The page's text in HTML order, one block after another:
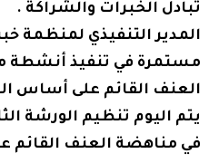
تبادل الخبرات والشراكة .
المدير التنفيذي لمنظمة
مستمرة في تنفيذ أنشطة
العنف القائم على أساس
يتم اليوم تنظيم الورشة
في مناهضة العنف القائم